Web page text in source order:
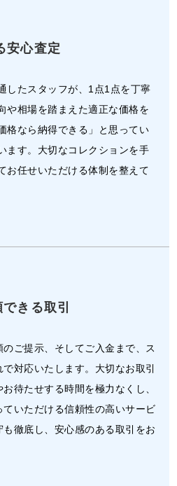
安心査定
したスタッフが、1点1点を丁寧
や相場を踏まえた適正な価格を
格なら納得できる」と思ってい
ます。大切なコレクションを手
お任せいただける体制を整えて
きる取引
ご提示、そしてご入金まで、ス
対応いたします。大切なお取引
待たせする時間を極力なくし、
ていただける信頼性の高いサービ
徹底し、安心感のある取引をお